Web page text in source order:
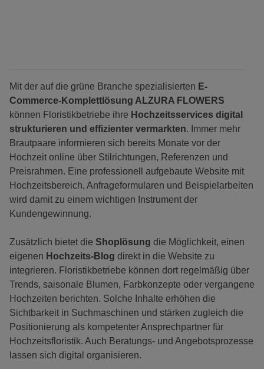
Mit der auf die grüne Branche spezialisierten E-
Commerce-Komplettlösung ALZURA FLOWERS
können Floristikbetriebe ihre Hochzeitsservices digital
strukturieren und effizienter vermarkten. Immer mehr
Brautpaare informieren sich bereits Monate vor der
Hochzeit online über Stilrichtungen, Referenzen und
Preisrahmen. Eine professionell aufgebaute Website mit
Hochzeitsbereich, Anfrageformularen und Beispielarbeiten
wird damit zu einem wichtigen Instrument der
Kundengewinnung.
Zusätzlich bietet die Shoplösung die Möglichkeit, einen
eigenen Hochzeits-Blog direkt in die Website zu
integrieren. Floristikbetriebe können dort regelmäßig über
Trends, saisonale Blumen, Farbkonzepte oder vergangene
Hochzeiten berichten. Solche Inhalte erhöhen die
Sichtbarkeit in Suchmaschinen und stärken zugleich die
Positionierung als kompetenter Ansprechpartner für
Hochzeitsfloristik. Auch Beratungs- und Angebotsprozesse
lassen sich digital organisieren.